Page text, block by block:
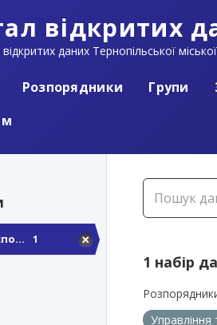
відкритих
даних Тернопільської
Розпорядники Групи
1
1 набір
Управління